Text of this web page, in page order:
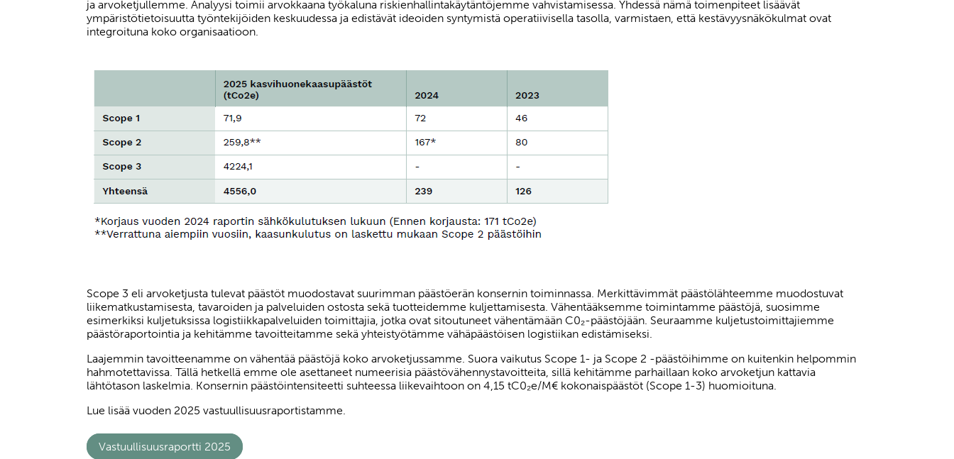
ja arvoketjullemme. Analyysi toimii arvokkaana työkaluna riskienhallintakäytäntöjemme vahvistamisessa. Yhdessä nämä toimenpiteet lisäävät
ympäristötietoisuutta työntekijöiden keskuudessa ja edistävät ideoiden syntymistä operatiivisella tasolla, varmistaen, että kestävyysnäkökulmat ovat
integroituna koko organisaatioon.
Scope 3 eli arvoketjusta tulevat päästöt muodostavat suurimman päästöerän konsernin toiminnassa. Merkittävimmät päästölähteemme muodostuvat
liikematkustamisesta, tavaroiden ja palveluiden ostosta sekä tuotteidemme kuljettamisesta. Vähentääksemme toimintamme päästöjä, suosimme
esimerkiksi kuljetuksissa logistiikkapalveluiden toimittajia, jotka ovat sitoutuneet vähentämään C0₂-päästöjään. Seuraamme kuljetustoimittajiemme
päästöraportointia ja kehitämme tavoitteitamme sekä yhteistyötämme vähäpäästöisen logistiikan edistämiseksi.
Laajemmin tavoitteenamme on vähentää päästöjä koko arvoketjussamme. Suora vaikutus Scope 1- ja Scope 2 -päästöihimme on kuitenkin helpommin
hahmotettavissa. Tällä hetkellä emme ole asettaneet numeerisia päästövähennystavoitteita, sillä kehitämme parhaillaan koko arvoketjun kattavia
lähtötason laskelmia. Konsernin päästöintensiteetti suhteessa liikevaihtoon on 4,15 tC0₂e/M€ kokonaispäästöt (Scope 1-3) huomioituna.
Lue lisää vuoden 2025 vastuullisuusraportistamme.
Vastuullisuusraportti 2025